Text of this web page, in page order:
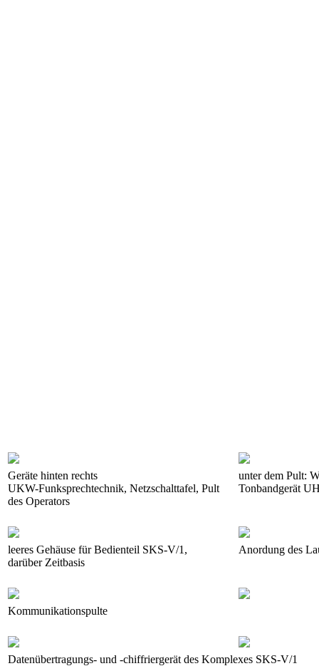
Geräte hinten rechts
UKW-Funksprechtechnik, Netzschalttafel, Pult
des Operators
unter dem Pult:
Tonbandgerät
leeres Gehäuse für Bedienteil SKS-V/1,
darüber Zeitbasis
Anordung des
Kommunikationspulte
Datenübertragungs- und -chiffriergerät des Komplexes SKS-V/1